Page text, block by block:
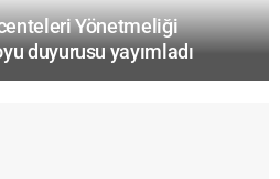
Yönetmeliği
duyurusu yayımladı